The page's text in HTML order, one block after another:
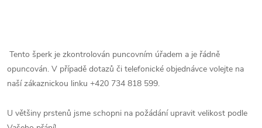
Tento šperk je zkontrolován puncovním úřadem a je řádně
opuncován. V případě dotazů či telefonické objednávce volejte na
naší zákaznickou linku +420 734 818 599.
U většiny prstenů jsme schopni na požádání upravit velikost podle